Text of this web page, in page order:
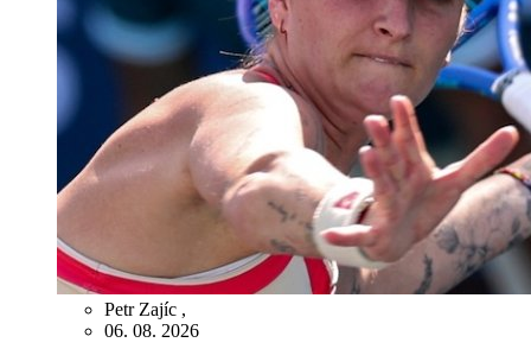
Petr Zajíc ,
06. 08. 2026